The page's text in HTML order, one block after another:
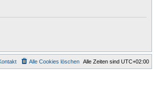
Alle Zeiten sind UTC+02:00
Alle Cookies löschen